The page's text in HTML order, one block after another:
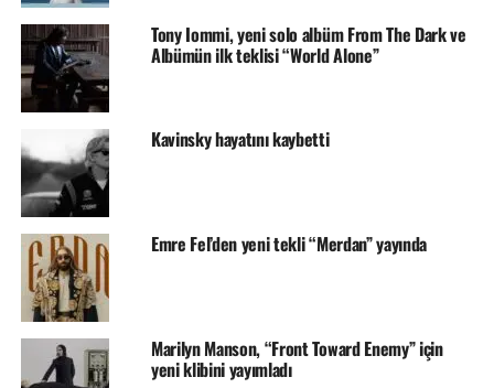
Tony Iommi, yeni solo albüm From The Dark ve
Albümün ilk teklisi “World Alone”
Kavinsky hayatını kaybetti
Emre Fel’den yeni tekli “Merdan” yayında
Marilyn Manson, “Front Toward Enemy” için
yeni klibini yayımladı